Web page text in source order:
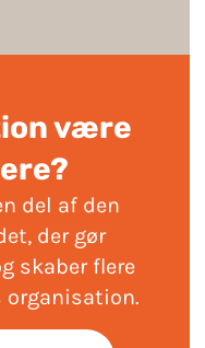
være
del af den
der gør
skaber flere